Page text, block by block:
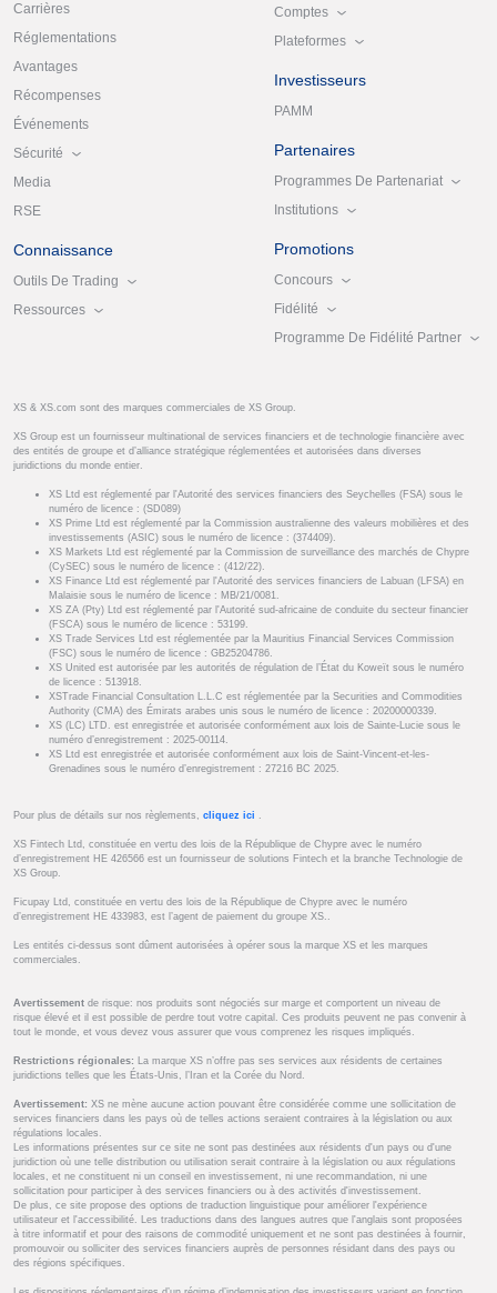
Carrières
Réglementations
Avantages
Récompenses
Événements
Sécurité
Media
RSE
Connaissance
Outils De Trading
Ressources
Comptes
Plateformes
Investisseurs
PAMM
Partenaires
Programmes De Partenariat
Institutions
Promotions
Concours
Fidélité
Programme De Fidélité Partner
XS & XS.com sont des marques commerciales de XS Group.
XS Group est un fournisseur multinational de services financiers et de technologie financière avec
des entités de groupe et d’alliance stratégique réglementées et autorisées dans diverses
juridictions du monde entier.
XS Ltd est réglementé par l'Autorité des services financiers des Seychelles (FSA) sous le
numéro de licence : (SD089)
XS Prime Ltd est réglementé par la Commission australienne des valeurs mobilières et des
investissements (ASIC) sous le numéro de licence : (374409).
XS Markets Ltd est réglementé par la Commission de surveillance des marchés de Chypre
(CySEC) sous le numéro de licence : (412/22).
XS Finance Ltd est réglementé par l'Autorité des services financiers de Labuan (LFSA) en
Malaisie sous le numéro de licence : MB/21/0081.
XS ZA (Pty) Ltd est réglementé par l'Autorité sud-africaine de conduite du secteur financier
(FSCA) sous le numéro de licence : 53199.
XS Trade Services Ltd est réglementée par la Mauritius Financial Services Commission
(FSC) sous le numéro de licence : GB25204786.
XS United est autorisée par les autorités de régulation de l’État du Koweït sous le numéro
de licence : 513918.
XSTrade Financial Consultation L.L.C est réglementée par la Securities and Commodities
Authority (CMA) des Émirats arabes unis sous le numéro de licence : 20200000339.
XS (LC) LTD. est enregistrée et autorisée conformément aux lois de Sainte-Lucie sous le
numéro d’enregistrement : 2025-00114.
XS Ltd est enregistrée et autorisée conformément aux lois de Saint-Vincent-et-les-
Grenadines sous le numéro d’enregistrement : 27216 BC 2025.
Pour plus de détails sur nos règlements, cliquez ici .
XS Fintech Ltd, constituée en vertu des lois de la République de Chypre avec le numéro
d’enregistrement HE 426566 est un fournisseur de solutions Fintech et la branche Technologie de
XS Group.
Ficupay Ltd, constituée en vertu des lois de la République de Chypre avec le numéro
d’enregistrement HE 433983, est l’agent de paiement du groupe XS..
Les entités ci-dessus sont dûment autorisées à opérer sous la marque XS et les marques
commerciales.
Avertissement de risque: nos produits sont négociés sur marge et comportent un niveau de
risque élevé et il est possible de perdre tout votre capital. Ces produits peuvent ne pas convenir à
tout le monde, et vous devez vous assurer que vous comprenez les risques impliqués.
Restrictions régionales: La marque XS n’offre pas ses services aux résidents de certaines
juridictions telles que les États-Unis, l’Iran et la Corée du Nord.
Avertissement: XS ne mène aucune action pouvant être considérée comme une sollicitation de
services financiers dans les pays où de telles actions seraient contraires à la législation ou aux
régulations locales.
Les informations présentes sur ce site ne sont pas destinées aux résidents d'un pays ou d'une
juridiction où une telle distribution ou utilisation serait contraire à la législation ou aux régulations
locales, et ne constituent ni un conseil en investissement, ni une recommandation, ni une
sollicitation pour participer à des services financiers ou à des activités d'investissement.
De plus, ce site propose des options de traduction linguistique pour améliorer l'expérience
utilisateur et l'accessibilité. Les traductions dans des langues autres que l'anglais sont proposées
à titre informatif et pour des raisons de commodité uniquement et ne sont pas destinées à fournir,
promouvoir ou solliciter des services financiers auprès de personnes résidant dans des pays ou
des régions spécifiques.